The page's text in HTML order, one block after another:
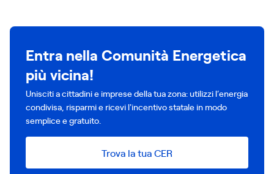
Entra nella Comunità Energetica
più vicina!
Unisciti a cittadini e imprese della tua zona: utilizzi l’energia
condivisa, risparmi e ricevi l'incentivo statale in modo
semplice e gratuito.
Trova la tua CER